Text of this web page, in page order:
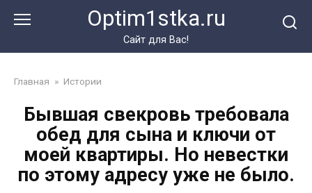
Optim1stka.ru
Сайт для Вас!
Главная » Истории
Бывшая свекровь требовала
обед для сына и ключи от
моей квартиры. Но невестки
по этому адресу уже не было.